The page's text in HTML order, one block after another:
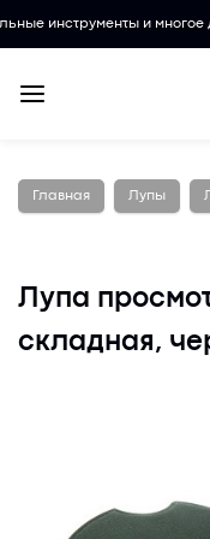
и многое другое.
Главная Лупы
Лупа
складная,